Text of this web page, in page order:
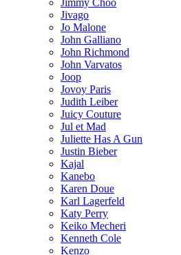
Jimmy Choo
Jivago
Jo Malone
John Galliano
John Richmond
John Varvatos
Joop
Jovoy Paris
Judith Leiber
Juicy Couture
Jul et Mad
Juliette Has A Gun
Justin Bieber
Kajal
Kanebo
Karen Doue
Karl Lagerfeld
Katy Perry
Keiko Mecheri
Kenneth Cole
Kenzo